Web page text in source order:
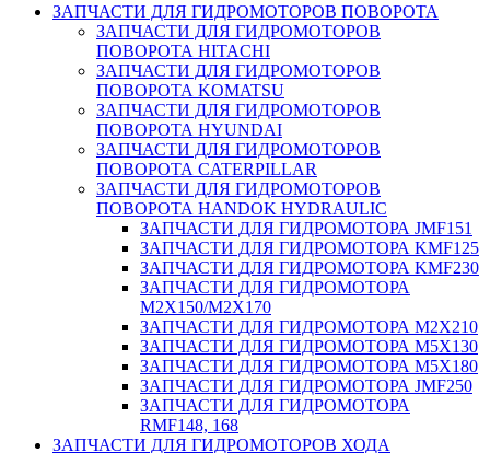
ЗАПЧАСТИ ДЛЯ ГИДРОМОТОРОВ ПОВОРОТА
ЗАПЧАСТИ ДЛЯ ГИДРОМОТОРОВ
ПОВОРОТА HITACHI
ЗАПЧАСТИ ДЛЯ ГИДРОМОТОРОВ
ПОВОРОТА KOMATSU
ЗАПЧАСТИ ДЛЯ ГИДРОМОТОРОВ
ПОВОРОТА HYUNDAI
ЗАПЧАСТИ ДЛЯ ГИДРОМОТОРОВ
ПОВОРОТА CATERPILLAR
ЗАПЧАСТИ ДЛЯ ГИДРОМОТОРОВ
ПОВОРОТА HANDOK HYDRAULIC
ЗАПЧАСТИ ДЛЯ ГИДРОМОТОРА JMF151
ЗАПЧАСТИ ДЛЯ ГИДРОМОТОРА KMF125
ЗАПЧАСТИ ДЛЯ ГИДРОМОТОРА KMF230
ЗАПЧАСТИ ДЛЯ ГИДРОМОТОРА
M2X150/M2X170
ЗАПЧАСТИ ДЛЯ ГИДРОМОТОРА M2X210
ЗАПЧАСТИ ДЛЯ ГИДРОМОТОРА M5X130
ЗАПЧАСТИ ДЛЯ ГИДРОМОТОРА M5X180
ЗАПЧАСТИ ДЛЯ ГИДРОМОТОРА JMF250
ЗАПЧАСТИ ДЛЯ ГИДРОМОТОРА
RMF148, 168
ЗАПЧАСТИ ДЛЯ ГИДРОМОТОРОВ ХОДА